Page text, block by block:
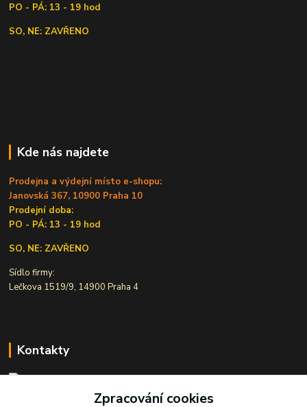
PO - PÁ: 13 - 19 hod
SO, NE: ZAVŘENO
Kde nás najdete
Prodejna a výdejní místo e-shopu:
Janovská 367, 10900 Praha 10
Prodejní doba:
PO - PÁ: 13 - 19 hod
SO, NE: ZAVŘENO
Sídlo firmy:
Lečkova 1519/9, 14900 Praha 4
Kontakty
Ivana ŠikováZpracování cookies